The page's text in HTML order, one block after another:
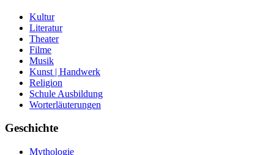
Kultur
Literatur
Theater
Filme
Musik
Kunst | Handwerk
Religion
Schule Ausbildung
Worterläuterungen
Geschichte
Mythologie